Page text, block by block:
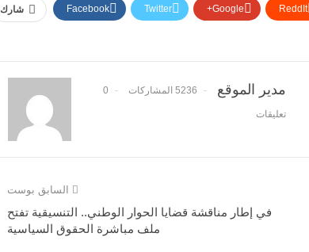
شارك Facebook Twitter Google+ ReddIt
مدير الموقع 5236 المشاركات 0
تعليقات
السابق بوست
في إطار مناقشة قضايا الحوار الوطني.. التنسيقية تفتح
ملف مباشرة الحقوق السياسية